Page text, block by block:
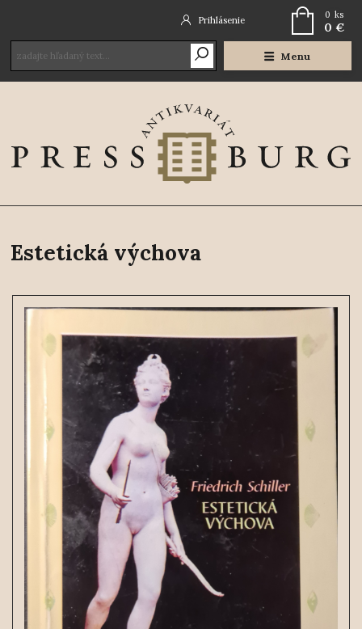
Menu
Prihlásenie 0 ks
0 €
Estetická výchova